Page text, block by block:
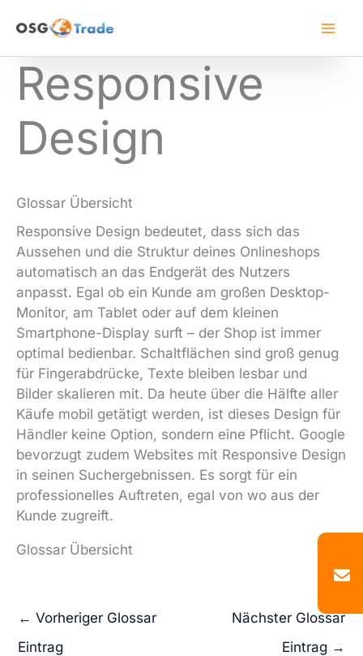
Inhalt
Responsive
Design
Glossar Übersicht
Responsive Design bedeutet, dass sich das
Aussehen und die Struktur deines Onlineshops
automatisch an das Endgerät des Nutzers
anpasst. Egal ob ein Kunde am großen Desktop-
Monitor, am Tablet oder auf dem kleinen
Smartphone-Display surft – der Shop ist immer
optimal bedienbar. Schaltflächen sind groß genug
für Fingerabdrücke, Texte bleiben lesbar und
Bilder skalieren mit. Da heute über die Hälfte aller
Käufe mobil getätigt werden, ist dieses Design für
Händler keine Option, sondern eine Pflicht. Google
bevorzugt zudem Websites mit Responsive Design
in seinen Suchergebnissen. Es sorgt für ein
professionelles Auftreten, egal von wo aus der
Kunde zugreift.
Glossar Übersicht
← Vorheriger Glossar
Eintrag
Nächster Glossar
Eintrag →